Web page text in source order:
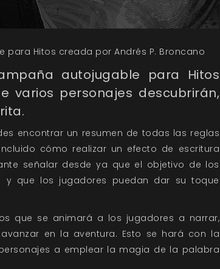
Hitos creada por Andrés P. Broncano
autojugable para Hitos
varios personajes descubrirán,
encontrar un resumen de todas las reglas
cómo realizar un efecto de escritura
señalar desde ya que el objetivo de los
y que los jugadores puedan dar su toque
que se animará a los jugadores a narrar,
en la aventura. Esto se hará con la
a emplear la magia de la palabra